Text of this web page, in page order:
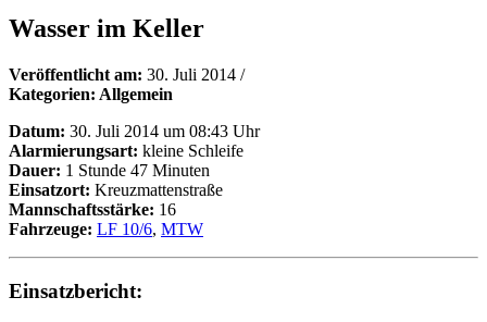
Wasser im Keller
Veröffentlicht am: 30. Juli 2014 /
Kategorien: Allgemein
Datum: 30. Juli 2014 um 08:43 Uhr
Alarmierungsart: kleine Schleife
Dauer: 1 Stunde 47 Minuten
Einsatzort: Kreuzmattenstraße
Mannschaftsstärke: 16
Fahrzeuge: LF 10/6, MTW
Einsatzbericht: